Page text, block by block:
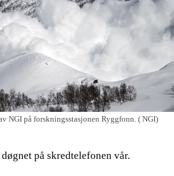
NGI på forskningsstasjonen Ryggfonn. ( NGI)
på skredtelefonen vår.